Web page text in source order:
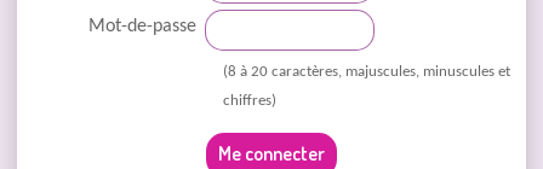
Mot-de-passe
(8 à 20 caractères, majuscules, minuscules et
chiffres)
Me connecter